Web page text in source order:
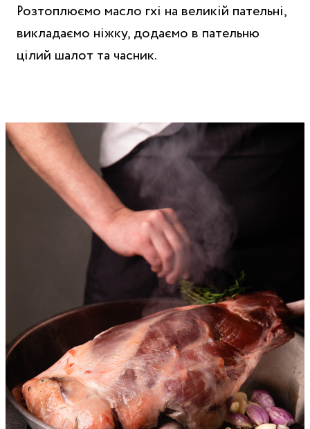
Розтоплюємо масло гхі на великій пательні,
викладаємо ніжку, додаємо в пательню
цілий шалот та часник.